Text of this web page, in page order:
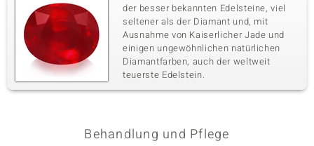
der besser bekannten Edelsteine, viel
seltener als der Diamant und, mit
Ausnahme von Kaiserlicher Jade und
einigen ungewöhnlichen natürlichen
Diamantfarben, auch der weltweit
teuerste Edelstein.
Behandlung und Pflege